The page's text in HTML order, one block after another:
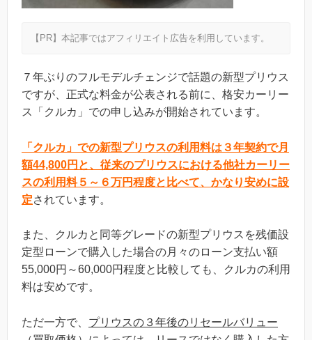
【PR】本記事ではアフィリエイト広告を利用しています。
７年ぶりのフルモデルチェンジで話題の新型プリウス
ですが、正式な料金が公表される前に、格安カーリー
ス「クルカ」での申し込みが開始されています。
「クルカ」での新型プリウスの利用料は３年契約で月
額44,800円と、従来のプリウスにおける他社カーリー
スの利用料５～６万円程度と比べて、かなり安めに設
定されています。
また、クルカと同等グレードの新型プリウスを残価設
定型ローンで購入した場合の月々のローン支払い額
55,000円～60,000円程度と比較しても、クルカの利用
料は安めです。
ただ一方で、 プリウスの３年後のリセールバリュー